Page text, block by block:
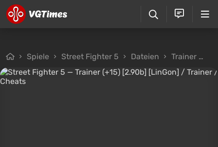
Spiele Street Fighter 5 Dateien Trainer